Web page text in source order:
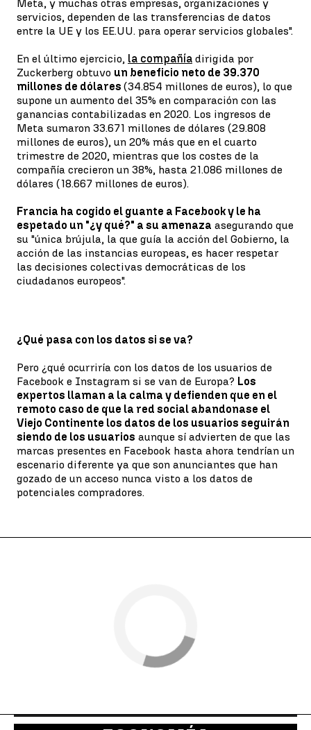
Meta, y muchas otras empresas, organizaciones y
servicios, dependen de las transferencias de datos
entre la UE y los EE.UU. para operar servicios globales".
En el último ejercicio, la compañía dirigida por
Zuckerberg obtuvo un beneficio neto de 39.370
millones de dólares (34.854 millones de euros), lo que
supone un aumento del 35% en comparación con las
ganancias contabilizadas en 2020. Los ingresos de
Meta sumaron 33.671 millones de dólares (29.808
millones de euros), un 20% más que en el cuarto
trimestre de 2020, mientras que los costes de la
compañía crecieron un 38%, hasta 21.086 millones de
dólares (18.667 millones de euros).
Francia ha cogido el guante a Facebook y le ha
espetado un "¿y qué?" a su amenaza asegurando que
su "única brújula, la que guía la acción del Gobierno, la
acción de las instancias europeas, es hacer respetar
las decisiones colectivas democráticas de los
ciudadanos europeos".
¿Qué pasa con los datos si se va?
Pero ¿qué ocurriría con los datos de los usuarios de
Facebook e Instagram si se van de Europa? Los
expertos llaman a la calma y defienden que en el
remoto caso de que la red social abandonase el
Viejo Continente los datos de los usuarios seguirán
siendo de los usuarios aunque sí advierten de que las
marcas presentes en Facebook hasta ahora tendrían un
escenario diferente ya que son anunciantes que han
gozado de un acceso nunca visto a los datos de
potenciales compradores.